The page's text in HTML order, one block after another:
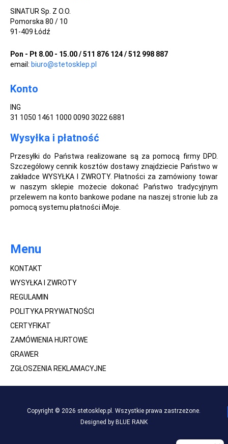
SINATUR Sp. Z O.O.
Pomorska 80 / 10
91-409 Łódź
Pon - Pt 8.00 - 15.00 / 511 876 124 / 512 998 887
email: biuro@stetosklep.pl
Konto
ING
31 1050 1461 1000 0090 3022 6881
Wysyłka i płatność
Przesyłki do Państwa realizowane są za pomocą firmy DPD.
Szczegółowy cennik kosztów dostawy znajdziecie Państwo w
zakładce WYSYŁKA I ZWROTY. Płatności za zamówiony towar
w naszym sklepie możecie dokonać Państwo tradycyjnym
przelewem na konto bankowe podane na naszej stronie lub za
pomocą systemu płatności iMoje.
Menu
KONTAKT
WYSYŁKA I ZWROTY
REGULAMIN
POLITYKA PRYWATNOŚCI
CERTYFIKAT
ZAMÓWIENIA HURTOWE
GRAWER
ZGŁOSZENIA REKLAMACYJNE
Copyright © 2026 stetosklep.pl. Wszystkie prawa zastrzeżone.
Designed by BLUE RANK